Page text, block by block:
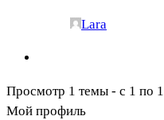
Lara
Просмотр 1 темы - с 1 по
Мой профиль